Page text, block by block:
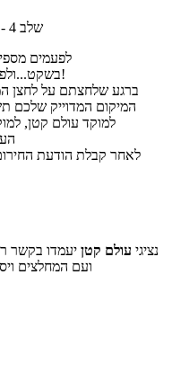
שלב 4 - במקרה חירום הפעילו את המכשיר הלוויני
לפעמים
בשקט...ולפעמים צריך ללחוץ על לחצן המצוקה!
ברגע שלחצתם על לחצן
המיקום המדוייק שלכם
למוקד עולם קטן,
לאחר קבלת הודעת
נציגי עולם קטן יעמדו בקשר
ועם המחלצים